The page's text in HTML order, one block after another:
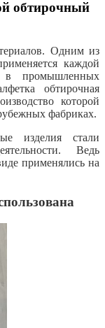
обтирочный
Одним из
каждой
в промышленных
обтирочная
которой
фабриках.
изделия стали
Ведь
применялись на